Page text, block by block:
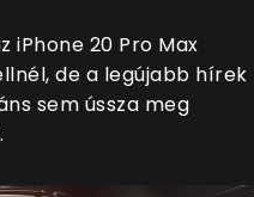
iPhone 20 Pro Max
de a legújabb hírek
sem ússza meg